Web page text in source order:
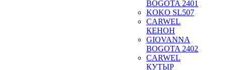
BOGOTA 2401
KOKO SL507
CARWEL
КЕНОН
GIOVANNA
BOGOTA 2402
CARWEL
КУТЫР